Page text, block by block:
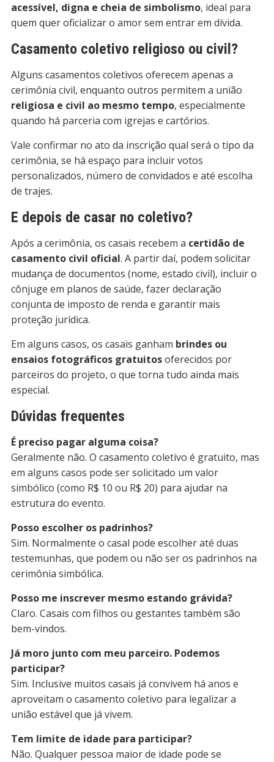
acessível, digna e cheia de simbolismo, ideal para
quem quer oficializar o amor sem entrar em dívida.
Casamento coletivo religioso ou civil?
Alguns casamentos coletivos oferecem apenas a
cerimônia civil, enquanto outros permitem a união
religiosa e civil ao mesmo tempo, especialmente
quando há parceria com igrejas e cartórios.
Vale confirmar no ato da inscrição qual será o tipo da
cerimônia, se há espaço para incluir votos
personalizados, número de convidados e até escolha
de trajes.
E depois de casar no coletivo?
Após a cerimônia, os casais recebem a certidão de
casamento civil oficial. A partir daí, podem solicitar
mudança de documentos (nome, estado civil), incluir o
cônjuge em planos de saúde, fazer declaração
conjunta de imposto de renda e garantir mais
proteção jurídica.
Em alguns casos, os casais ganham brindes ou
ensaios fotográficos gratuitosoferecidos por
parceiros do projeto, o que torna tudo ainda mais
especial.
Dúvidas frequentes
É preciso pagar alguma coisa?
Geralmente não. O casamento coletivo é gratuito, mas
em alguns casos pode ser solicitado um valor
simbólico (como R$ 10 ou R$ 20) para ajudar na
estrutura do evento.
Posso escolher os padrinhos?
Sim. Normalmente o casal pode escolher até duas
testemunhas, que podem ou não ser os padrinhos na
cerimônia simbólica.
Posso me inscrever mesmo estando grávida?
Claro. Casais com filhos ou gestantes também são
bem-vindos.
Já moro junto com meu parceiro. Podemos
participar?
Sim. Inclusive muitos casais já convivem há anos e
aproveitam o casamento coletivo para legalizar a
união estável que já vivem.
Tem limite de idade para participar?
Não. Qualquer pessoa maior de idade pode se